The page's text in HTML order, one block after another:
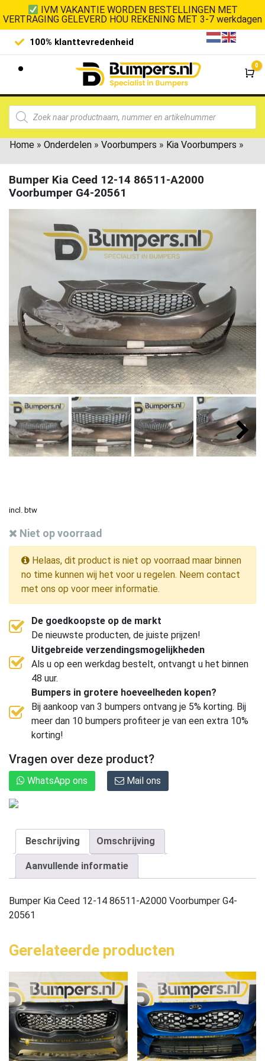
IVM VAKANTIE WORDEN BESTELLINGEN MET
VERTRAGING GELEVERD HOU REKENING MET 3-7 werkdagen
100% klanttevredenheid
0
Home » Onderdelen » Voorbumpers » Kia Voorbumpers »
Bumper Kia Ceed 12-14 86511-A2000
Voorbumper G4-20561
incl. btw
Niet op voorraad
Helaas, dit product is niet op voorraad maar binnen
no time kunnen wij het voor u regelen. Neem contact
met ons op voor meer informatie.
De goedkoopste op de markt
De nieuwste producten, de juiste prijzen!
Uitgebreide verzendingsmogelijkheden
Als u op een werkdag bestelt, ontvangt u het binnen
48 uur.
Bumpers in grotere hoeveelheden kopen?
Bij aankoop van 3 bumpers ontvang je 5% korting. Bij
meer dan 10 bumpers profiteer je van een extra 10%
korting!
Vragen over deze product?
WhatsApp ons Mail ons
Beschrijving Omschrijving
Aanvullende informatie
Bumper Kia Ceed 12-14 86511-A2000 Voorbumper G4-
20561
Gerelateerde producten